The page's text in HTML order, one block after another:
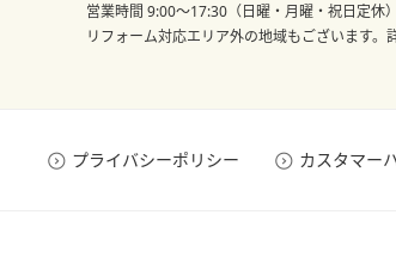
営業時間 9:00〜17:30（日曜・月曜・祝日定休）
リフォーム対応エリア外の地域もございます。
プライバシーポリシー カスタマー